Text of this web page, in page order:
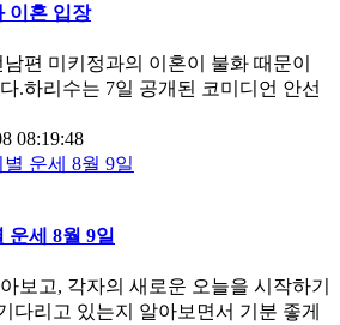
이혼 입장
편 미키정과의 이혼이 불화 때문이
.하리수는 7일 공개된 코미디언 안선
08:19:48
운세 8월 9일
보고, 각자의 새로운 오늘을 시작하기
다리고 있는지 알아보면서 기분 좋게